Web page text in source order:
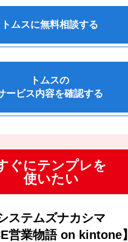
トムスに無料相談する
トムスの
ービス内容を確認する
ぐにテンプレを
使いたい
ステムズナカシマ
営業物語 on kintone】